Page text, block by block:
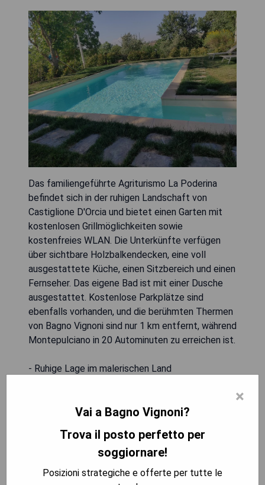
Das familiengeführte Agriturismo La Poderina
befindet sich in der ruhigen Landschaft von
Castiglione D'Orcia und bietet einen Garten mit
kostenlosen Grillmöglichkeiten sowie
kostenfreies WLAN. Die Unterkünfte verfügen
über sichtbare Holzbalkendecken, eine voll
ausgestattete Küche, einen Sitzbereich und einen
Fernseher. Das eigene Bad ist mit einer Dusche
ausgestattet. Kostenlose Parkplätze sind
ebenfalls vorhanden, und die berühmten Thermen
von Bagno Vignoni sind nur 1 km entfernt, während
Montepulciano in 20 Autominuten zu erreichen ist.
- Ruhige Lage im malerischen Land
- Kostenloses WLAN im gesamten Gebäude
entfernt
MOSTRA I PREZZI
×
Vai a Bagno Vignoni?
Trova il posto perfetto per
soggiornare!
Posizioni strategiche e offerte per tutte le